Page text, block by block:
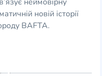
новій історії
BAFTA.